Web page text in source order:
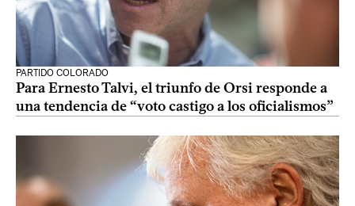
PARTIDO COLORADO
Para Ernesto Talvi, el triunfo de Orsi responde a
una tendencia de “voto castigo a los oficialismos”